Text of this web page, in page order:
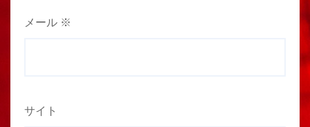
メール ※
サイト